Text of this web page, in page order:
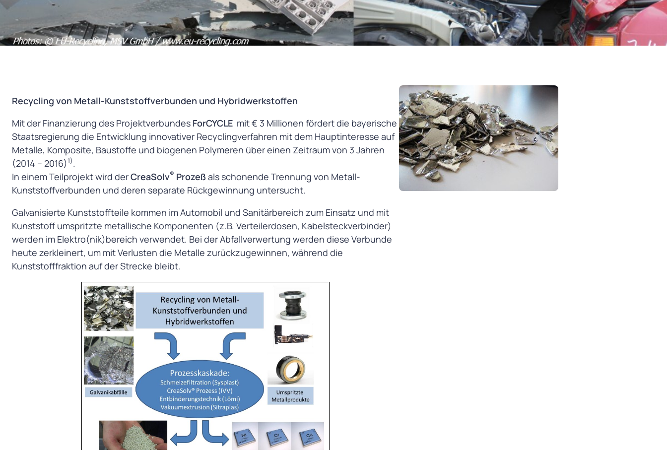
Recycling von Metall-Kunststoffverbunden und Hybridwerkstoffen
Mit der Finanzierung des Projektverbundes ForCYCLE mit € 3 Millionen fördert die bayerische
Staatsregierung die Entwicklung innovativer Recyclingverfahren mit dem Hauptinteresse auf
Metalle, Komposite, Baustoffe und biogenen Polymeren über einen Zeitraum von 3 Jahren
(2014 – 2016)1).
In einem Teilprojekt wird derCreaSolv® Prozeß als schonende Trennung von Metall-
Kunststoffverbunden und deren separate Rückgewinnung untersucht.
Galvanisierte Kunststoffteile kommen im Automobil und Sanitärbereich zum Einsatz und mit
Kunststoff umspritzte metallische Komponenten (z.B. Verteilerdosen, Kabelsteckverbinder)
werden im Elektro(nik)bereich verwendet. Bei der Abfallverwertung werden diese Verbunde
heute zerkleinert, um mit Verlusten die Metalle zurückzugewinnen, während die
Kunststofffraktion auf der Strecke bleibt.